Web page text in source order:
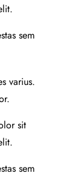
sem
varius.
sit
sem